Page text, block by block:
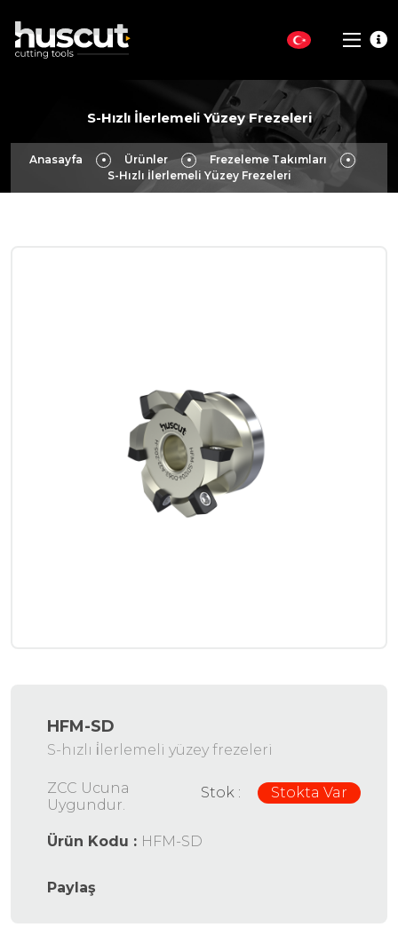
S-Hızlı İlerlemeli Yüzey Frezeleri
Anasayfa Ürünler
Frezeleme Takımları
S-Hızlı İlerlemeli Yüzey Frezeleri
HFM-SD
S-hızlı i̇lerlemeli yüzey frezeleri
Stok : Stokta Var
ZCC Ucuna
Uygundur.
Ürün Kodu : HFM-SD
Paylaş